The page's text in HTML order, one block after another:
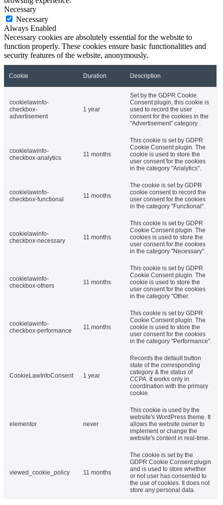
Necessary
Necessary
Always Enabled
Necessary cookies are absolutely essential for the website to
function properly. These cookies ensure basic functionalities and
security features of the website, anonymously.
Cookie Duration Description
cookielawinfo-
checkbox-
advertisement
1 year
Set by the GDPR Cookie
Consent plugin, this cookie is
used to record the user
consent for the cookies in the
"Advertisement" category .
cookielawinfo-
checkbox-analytics
11 months
This cookie is set by GDPR
Cookie Consent plugin. The
cookie is used to store the
user consent for the cookies
in the category "Analytics".
cookielawinfo-
checkbox-functional
11 months
The cookie is set by GDPR
cookie consent to record the
user consent for the cookies
in the category "Functional".
cookielawinfo-
checkbox-necessary
11 months
This cookie is set by GDPR
Cookie Consent plugin. The
cookies is used to store the
user consent for the cookies
in the category "Necessary".
cookielawinfo-
checkbox-others
11 months
This cookie is set by GDPR
Cookie Consent plugin. The
cookie is used to store the
user consent for the cookies
in the category "Other.
cookielawinfo-
checkbox-performance
11 months
This cookie is set by GDPR
Cookie Consent plugin. The
cookie is used to store the
user consent for the cookies
in the category "Performance".
CookieLawInfoConsent 1 year
Records the default button
state of the corresponding
category & the status of
CCPA. It works only in
coordination with the primary
cookie.
elementor never
This cookie is used by the
website's WordPress theme. It
allows the website owner to
implement or change the
website's content in real-time.
viewed_cookie_policy 11 months
The cookie is set by the
GDPR Cookie Consent plugin
and is used to store whether
or not user has consented to
the use of cookies. It does not
store any personal data.